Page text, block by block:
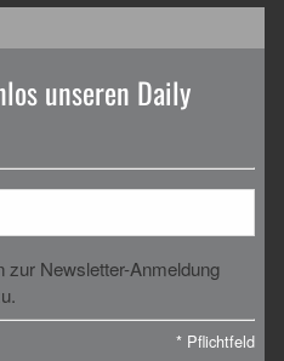
unseren Daily
zur Newsletter-Anmeldung
* Pflichtfeld